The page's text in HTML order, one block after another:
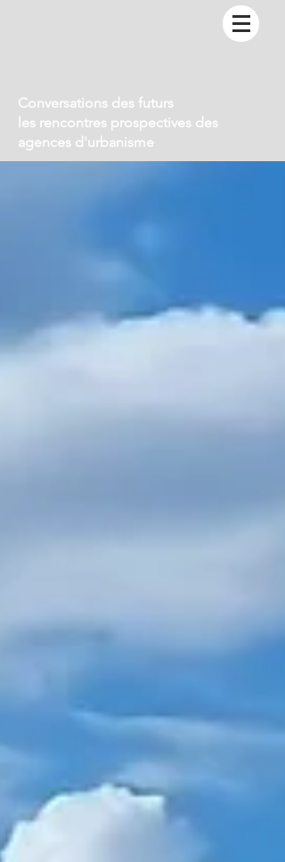
Conversations des futurs
les rencontres prospectives des
agences d'urbanisme